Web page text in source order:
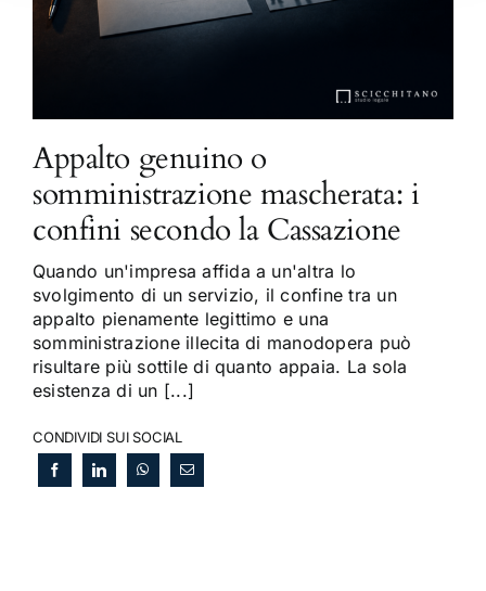
Appalto genuino o
somministrazione mascherata: i
confini secondo la Cassazione
Quando un'impresa affida a un'altra lo
svolgimento di un servizio, il confine tra un
appalto pienamente legittimo e una
somministrazione illecita di manodopera può
risultare più sottile di quanto appaia. La sola
esistenza di un [...]
CONDIVIDI SUI SOCIAL